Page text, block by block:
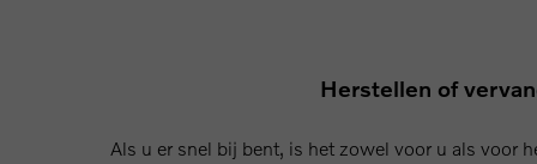
Herstellen of
Als u er snel bij bent, is het zowel voor u als voor